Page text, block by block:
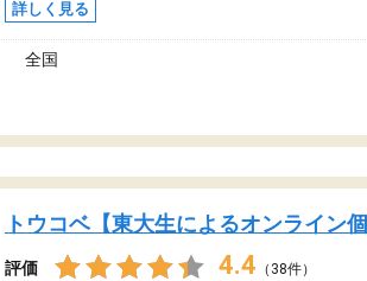
詳しく見る
全国
トウコベ【東大生によるオンライン個
評価 4.4 （38件）